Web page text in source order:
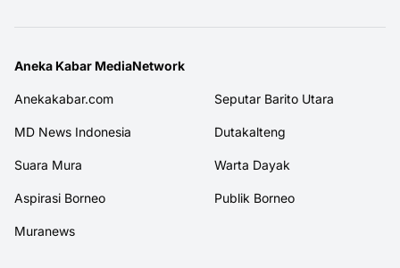
Aneka Kabar MediaNetwork
Anekakabar.com Seputar Barito Utara
MD News Indonesia Dutakalteng
Suara Mura Warta Dayak
Aspirasi Borneo Publik Borneo
Muranews